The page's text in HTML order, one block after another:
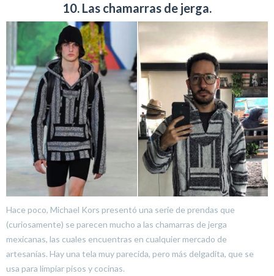
10. Las chamarras de jerga.
Hace poco, Michael Kors presentó una serie de prendas que
(curiosamente) se parecen mucho a las chamarras de jerga
mexicanas, las cuales encuentras en cualquier mercado de
artesanías. Hay una tela muy parecida, pero más delgadita, que se
usa para limpiar pisos y cocinas.